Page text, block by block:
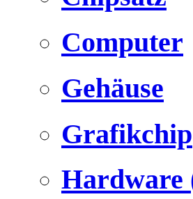
Computer
Gehäuse
Grafikchip
Hardware